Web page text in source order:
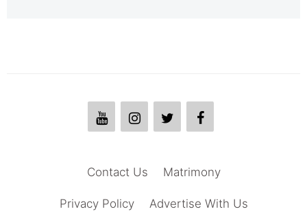
Matrimony
Contact Us
Advertise With Us
Privacy Policy